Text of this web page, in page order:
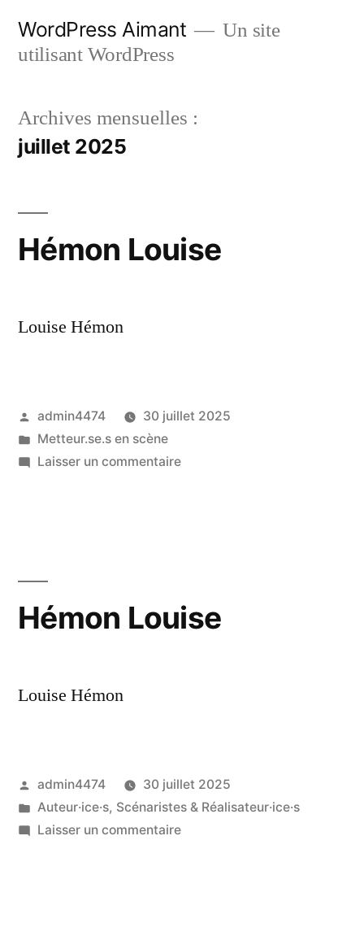
WordPress Aimant
Un site
utilisant WordPress
Archives mensuelles :
juillet 2025
Hémon Louise
Louise Hémon
Publié
par
admin4474
30 juillet 2025
Publié
dans
Metteur.se.s en scène
Laisser un commentairesur
Hémon Louise
Louise Hémon
Publié
par
admin4474
30 juillet 2025
Publié
dans
Auteur·ice·s, Scénaristes & Réalisateur·ice·s
Laisser un commentairesur